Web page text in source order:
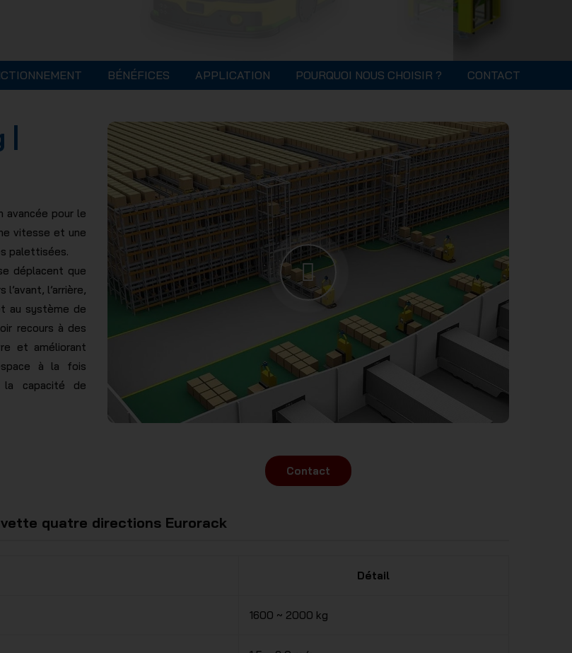
BÉNÉFICES APPLICATION POURQUOI NOUS CHOISIR ? CONTACT
pour le
vitesse et une
palettisées.
déplacent que
l’arrière,
au système de
recours à des
et améliorant
à la fois
la capacité de
Contact
quatre directions Eurorack
Détail
1600 ~ 2000 kg